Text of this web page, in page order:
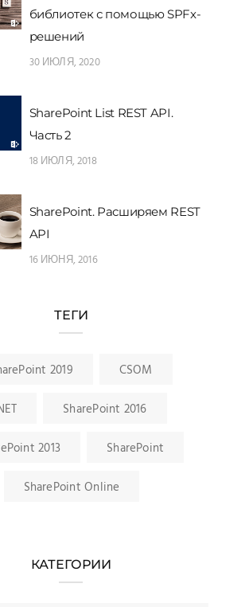
библиотек с помощью SPFx-
решений
30 ИЮЛЯ, 2020
SharePoint List REST API.
Часть 2
18 ИЮЛЯ, 2018
SharePoint. Расширяем REST
API
16 ИЮНЯ, 2016
ТЕГИ
2019 CSOM
SharePoint 2016
2013 SharePoint
SharePoint Online
КАТЕГОРИИ